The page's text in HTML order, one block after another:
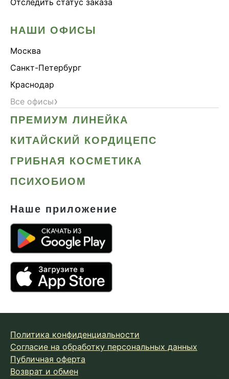
НАШИ ОФИСЫ
Москва
Санкт-Петербург
Краснодар
Все офисы›
ПРЕМИУМ ЛИНЕЙКА
КИТАЙСКИЙ КОРДИЦЕПС
ГРИБНАЯ КОСМЕТИКА
ПСИХОБИОМ
Наше приложение
Политика конфиденциальности
Согласие на обработку персональных данных
Публичная оферта
Возврат и обмен